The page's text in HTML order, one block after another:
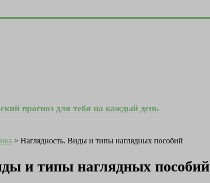
прогноз для тебя на каждый день
> Наглядность. Виды и типы наглядных пособий
и типы наглядных пособий